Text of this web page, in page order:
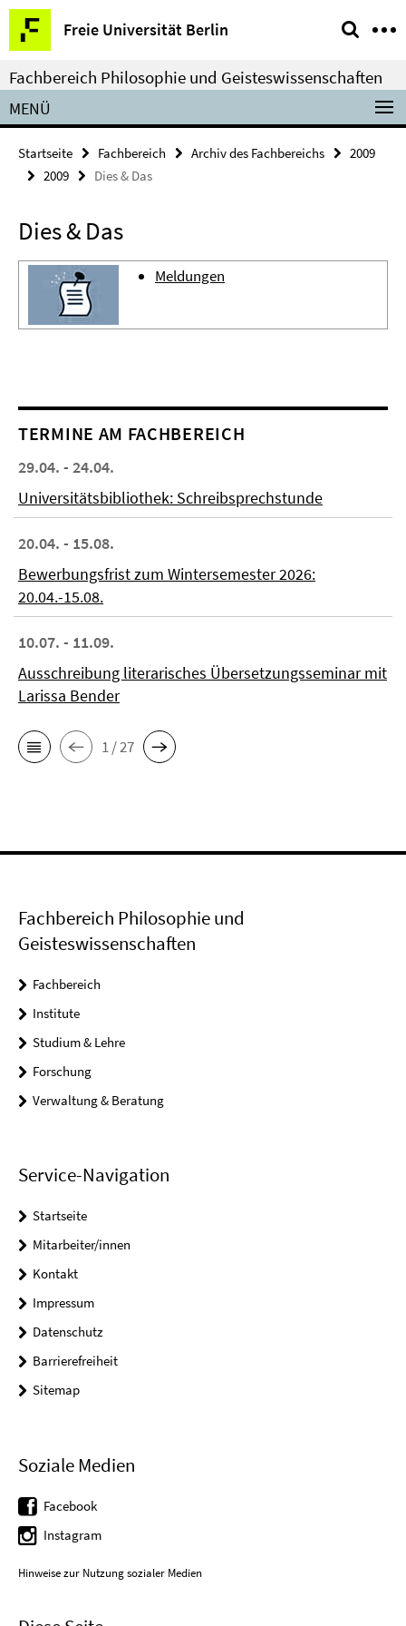
Springe
direkt
zu
Inhalt
Freie Universität Berlin
Service-
Navigation
Fachbereich Philosophie und Geisteswissenschaften
MENÜ
Startseite Fachbereich Archiv des Fachbereichs
2009
2009
Dies & Das
Dies & Das
Meldungen
TERMINE AM FACHBEREICH
29.04. - 24.04.
Universitätsbibliothek: Schreibsprechstunde
20.04. - 15.08.
Bewerbungsfrist zum Wintersemester 2026:
20.04.-15.08.
10.07. - 11.09.
Ausschreibung literarisches Übersetzungsseminar mit
Larissa Bender
1 / 27
Fachbereich Philosophie und
Geisteswissenschaften
Fachbereich
Institute
Studium & Lehre
Forschung
Verwaltung & Beratung
Service-Navigation
Startseite
Mitarbeiter/innen
Kontakt
Impressum
Datenschutz
Barrierefreiheit
Sitemap
Soziale Medien
Facebook
Instagram
Hinweise zur Nutzung sozialer Medien